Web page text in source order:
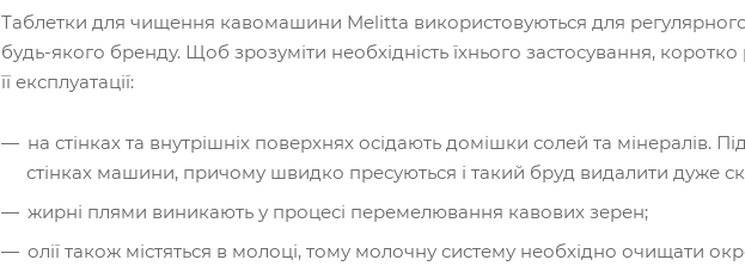
Таблетки для чищення кавомашини Melitta використовуються для
будь-якого бренду. Щоб зрозуміти необхідність їхнього застосування,
її експлуатації:
на стінках та внутрішніх поверхнях осідають домішки солей та мінералів.
стінках машини, причому швидко пресуються і такий бруд видалити дуже
жирні плями виникають у процесі перемелювання кавових зерен;
олії також містяться в молоці, тому молочну систему необхідно очищати